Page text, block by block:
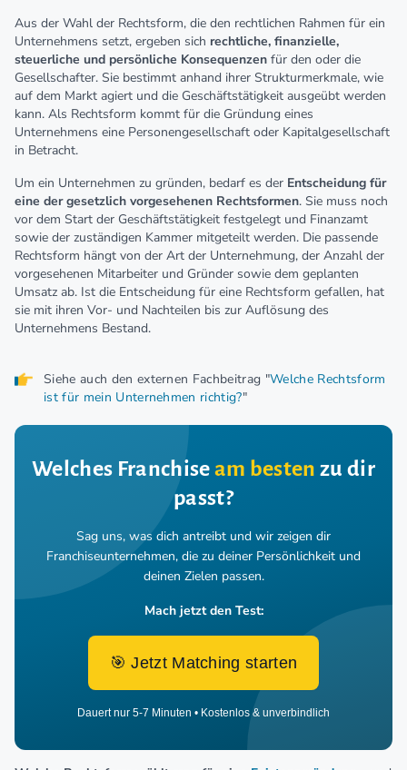
Aus der Wahl der Rechtsform, die den rechtlichen Rahmen für ein
Unternehmens setzt, ergeben sich rechtliche, finanzielle,
steuerliche und persönliche Konsequenzen für den oder die
Gesellschafter. Sie bestimmt anhand ihrer Strukturmerkmale, wie
auf dem Markt agiert und die Geschäftstätigkeit ausgeübt werden
kann. Als Rechtsform kommt für die Gründung eines
Unternehmens eine Personengesellschaft oder Kapitalgesellschaft
in Betracht.
Um ein Unternehmen zu gründen, bedarf es der Entscheidung für
eine der gesetzlich vorgesehenen Rechtsformen. Sie muss noch
vor dem Start der Geschäftstätigkeit festgelegt und Finanzamt
sowie der zuständigen Kammer mitgeteilt werden. Die passende
Rechtsform hängt von der Art der Unternehmung, der Anzahl der
vorgesehenen Mitarbeiter und Gründer sowie dem geplanten
Umsatz ab. Ist die Entscheidung für eine Rechtsform gefallen, hat
sie mit ihren Vor- und Nachteilen bis zur Auflösung des
Unternehmens Bestand.
Siehe auch den externen Fachbeitrag "Welche Rechtsform
ist für mein Unternehmen richtig?"
Welches Franchiseam besten zu dir
passt?
Sag uns, was dich antreibt und wir zeigen dir
Franchiseunternehmen, die zu deiner Persönlichkeit und
deinen Zielen passen.
Mach jetzt den Test:
🎯 Jetzt Matching starten
Dauert nur 5-7 Minuten • Kostenlos & unverbindlich